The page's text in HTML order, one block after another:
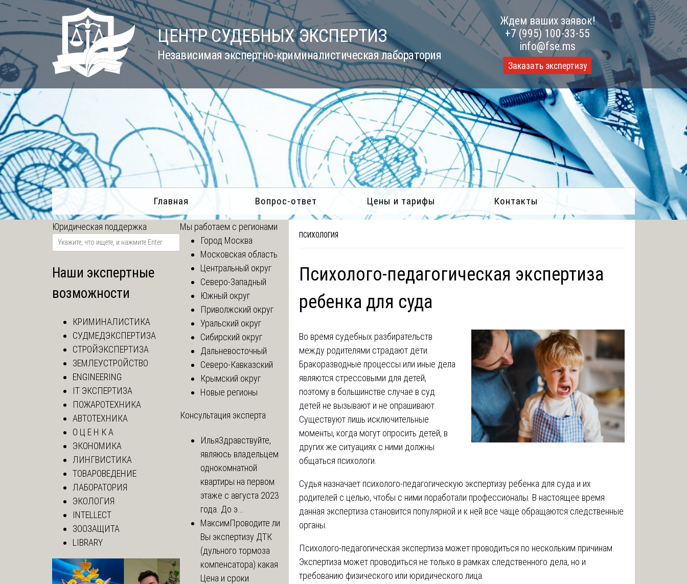
Skip
to
content
ЦЕНТР СУДЕБНЫХ ЭКСПЕРТИЗ
Независимая экспертно-криминалистическая лаборатория
Ждем ваших заявок!
+7 (995) 100-33-55
info@fse.ms
Заказать экспертизу
Главная Вопрос-ответ Цены и тарифы Контакты
ПСИХОЛОГИЯ
Психолого-педагогическая экспертиза
ребенка для суда
Во время судебных разбирательств
между родителями страдают дети.
Бракоразводные процессы или иные дела
являются стрессовыми для детей,
поэтому в большинстве случае в суд
детей не вызывают и не опрашивают.
Существуют лишь исключительные
моменты, когда могут опросить детей, в
других же ситуациях с ними должны
общаться психологи.
Судья назначает психолого-педагогическую экспертизу ребенка для суда и их
родителей с целью, чтобы с ними поработали профессионалы. В настоящее время
данная экспертиза становится популярной и к ней все чаще обращаются следственные
органы.
Психолого-педагогическая экспертиза может проводиться по нескольким причинам.
Экспертиза может проводиться не только в рамках следственного дела, но и
требованию физического или юридического лица.
Юридическая поддержка
Наши экспертные
возможности
КРИМИНАЛИСТИКА
СУДМЕДЭКСПЕРТИЗА
СТРОЙЭКСПЕРТИЗА
ЗЕМЛЕУСТРОЙСТВО
ENGINEERING
IT ЭКСПЕРТИЗА
ПОЖАРОТЕХНИКА
АВТОТЕХНИКА
О Ц Е Н К А
ЭКОНОМИКА
ЛИНГВИСТИКА
ТОВАРОВЕДЕНИЕ
ЛАБОРАТОРИЯ
ЭКОЛОГИЯ
INTELLECT
ЗООЗАЩИТА
LIBRARY
Мы работаем с регионами
Город Москва
Московская область
Центральный округ
Северо-Западный
Южный округ
Приволжский округ
Уральский округ
Сибирский округ
Дальневосточный
Северо-Кавказский
Крымский округ
Новые регионы
Консультация эксперта
ИльяЗдравствуйте,
являюсь владельцем
однокомнатной
квартиры на первом
этаже с августа 2023
года. До э...
МаксимПроводите ли
Вы экспертизу ДТК
(дульного тормоза
компенсатора) какая
Цена и сроки